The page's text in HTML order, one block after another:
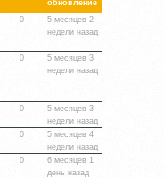
обновление
0
5 месяцев 2
недели назад
0
5 месяцев 3
недели назад
0
5 месяцев 3
недели назад
0
5 месяцев 4
недели назад
0
6 месяцев 1
день назад